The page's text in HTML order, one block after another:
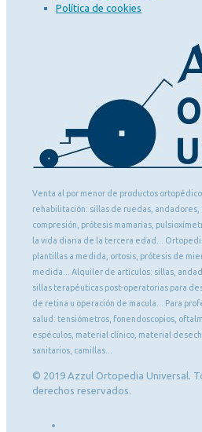
Política de cookies
Venta al por menor de productos
rehabilitación: sillas de ruedas,
compresión, prótesis mamarias,
la vida diaria de la tercera edad...
plantillas a medida, ortosis, prótesis de
medida... Alquiler de artículos: sillas,
sillas terapéuticas post-operatorias para
de retina u operación de macula... Para
salud: tensiómetros, fonendoscopios,
espéculos, material clínico, material
sanitarios, camillas...
© 2019 Azzul Ortopedia Universal.
derechos reservados.